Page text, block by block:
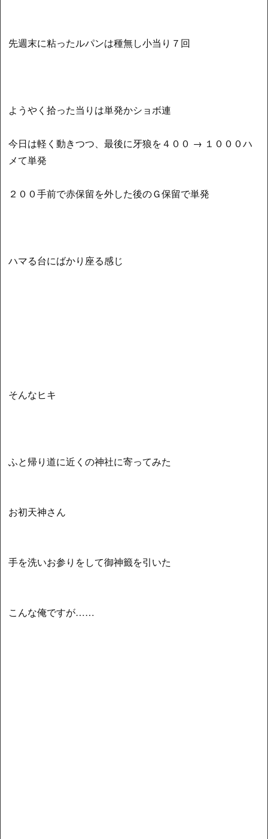
先週末に粘ったルパンは種無し小当り７回
ようやく拾った当りは単発かショボ連
今日は軽く動きつつ、最後に牙狼を４００ → １０００ハ
メて単発
２００手前で赤保留を外した後のＧ保留で単発
ハマる台にばかり座る感じ
そんなヒキ
ふと帰り道に近くの神社に寄ってみた
お初天神さん
手を洗いお参りをして御神籤を引いた
こんな俺ですが……